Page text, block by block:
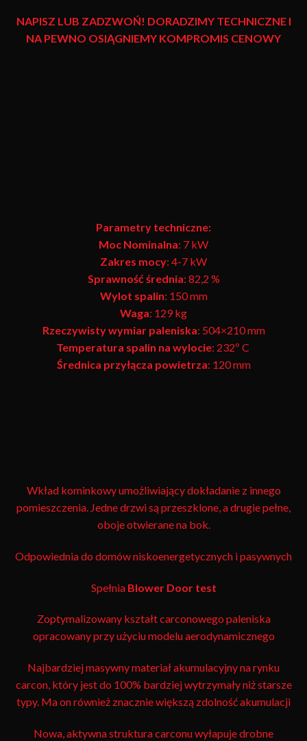
NAPISZ LUB ZADZWOŃ! DORADZIMY TECHNICZNE I
NA PEWNO OSIĄGNIEMY KOMPROMIS CENOWY
Parametry techniczne:
Moc Nominalna: 7 kW
Zakres mocy: 4-7 kW
Sprawność średnia: 82,2 %
Wylot spalin: 150 mm
Waga: 129 kg
Rzeczywisty wymiar paleniska: 504×210 mm
Temperatura spalin na wylocie: 232º C
Średnica przyłącza powietrza: 120 mm
Wkład kominkowy umożliwiający dokładanie z innego
pomieszczenia. Jedne drzwi są przeszklone, a drugie pełne,
oboje otwierane na bok.
Odpowiednia do domów niskoenergetycznych i pasywnych
SpełniaBlower Door test
Zoptymalizowany kształt carconowego paleniska
opracowany przy użyciu modelu aerodynamicznego
Najbardziej masywny materiał akumulacyjny na rynku
carcon, który jest do 100% bardziej wytrzymały niż starsze
typy. Ma on również znacznie większą zdolność akumulacji
Nowa, aktywna struktura carconu wyłapuje drobne